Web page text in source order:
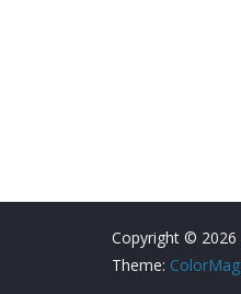
Copyright © 2026
Theme: ColorMag